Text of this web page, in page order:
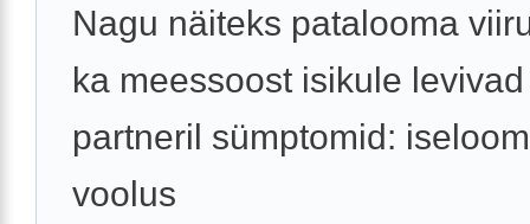
Nagu näiteks patalooma
ka meessoost isikule
partneril sümptomid:
voolus